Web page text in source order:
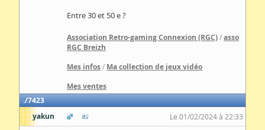
Entre 30 et 50 e ?
Association Retro-gaming Connexion (RGC)/asso
RGC Breizh
Mes infos/ Ma collection de jeux vidéo
Mes ventes
7423
yakun
Le 01/02/2024 à 22:33